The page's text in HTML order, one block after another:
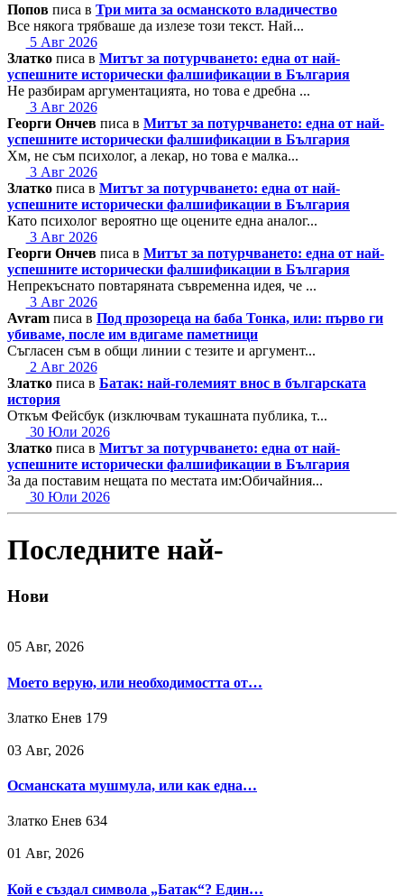
Попов писа в Три мита за османското владичество
Все някога трябваше да излезе този текст. Най...
5 Авг 2026
Златко писа в Митът за потурчването: една от най-
успешните исторически фалшификации в България
Не разбирам аргументацията, но това е дребна ...
3 Авг 2026
Георги Ончев писа в Митът за потурчването: една от най-
успешните исторически фалшификации в България
Хм, не съм психолог, а лекар, но това е малка...
3 Авг 2026
Златко писа в Митът за потурчването: една от най-
успешните исторически фалшификации в България
Като психолог вероятно ще оцените една аналог...
3 Авг 2026
Георги Ончев писа в Митът за потурчването: една от най-
успешните исторически фалшификации в България
Непрекъснато повтаряната съвременна идея, че ...
3 Авг 2026
Avram писа в Под прозореца на баба Тонка, или: първо ги
убиваме, после им вдигаме паметници
Съгласен съм в общи линии с тезите и аргумент...
2 Авг 2026
Златко писа в Батак: най-големият внос в българската
история
Откъм Фейсбук (изключвам тукашната публика, т...
30 Юли 2026
Златко писа в Митът за потурчването: една от най-
успешните исторически фалшификации в България
За да поставим нещата по местата им:Обичайния...
30 Юли 2026
Последните най-
Нови
05 Авг, 2026
Моето верую, или необходимостта от…
Златко Енев 179
03 Авг, 2026
Османската мушмула, или как една…
Златко Енев 634
01 Авг, 2026
Кой е създал символа „Батак“? Един…